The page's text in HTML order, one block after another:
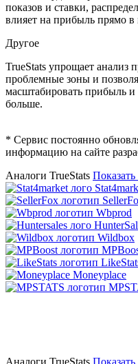
показов и ставки,
влияет на прибыль прямо в
Другое
TrueStats упрощает анализ
проблемные зоны и
масштабировать прибыль и
больше.
* Сервис постоянно
информацию на сайте
Аналоги TrueStats Показать
Wbprod
Wildbox
Moneyplace
Аналоги TrueStats Показать